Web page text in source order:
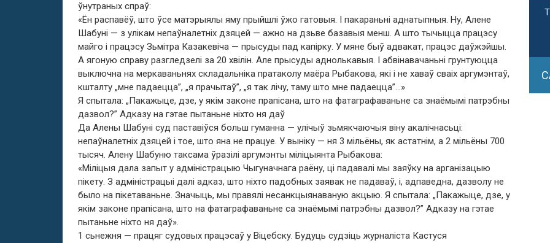
ўнутраных спраў:
«Ён распавёў, што ўсе матэрыялы яму прыйшлі ўжо гатовыя. І пакараньні аднатыпныя. Ну, Алене
Шабуні — з улікам непаўналетніх дзяцей — ажно на дзьве базавыя менш. А што тычыцца працэсу
майго і працэсу Зьмітра Казакевіча — прысуды пад капірку. У мяне быў адвакат, працэс даўжэйшы.
А ягоную справу разгледзелі за 20 хвілін. Але прысуды аднолькавыя. І абвінавачаньні грунтуюцца
выключна на меркаваньнях складальніка пратаколу маёра Рыбакова, які і не хаваў сваіх аргумэнтаў,
кшталту „мне падаецца”, „я прачытаў”, „я так лічу, таму што мне падаецца”…»
Я спытала: „Пакажыце, дзе, у якім законе прапісана, што на фатаграфаваньне са знаёмымі патрэбны
дазвол?” Адказу на гэтае пытаньне ніхто ня даў
Да Алены Шабуні суд паставіўся больш гуманна — улічыў зьмякчаючыя віну акалічнасьці:
непаўналетніх дзяцей і тое, што яна не працуе. У выніку — ня 3 мільёны, як астатнім, а 2 мільёны 700
тысяч. Алену Шабуню таксама ўразілі аргумэнты міліцыянта Рыбакова:
«Міліцыя дала запыт у адміністрацыю Чыгуначнага раёну, ці падавалі мы заяўку на арганізацыю
пікету. З адміністрацыі далі адказ, што ніхто падобных заявак не падаваў, і, адпаведна, дазволу не
было на пікетаваньне. Значыць, мы правялі несанкцыянаваную акцыю. Я спытала: „Пакажыце, дзе, у
якім законе прапісана, што на фатаграфаваньне са знаёмымі патрэбны дазвол?” Адказу на гэтае
пытаньне ніхто ня даў».
1 сьнежня — працяг судовых працэсаў у Віцебску. Будуць судзіць журналіста Кастуся